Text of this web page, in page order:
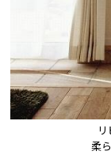
柔